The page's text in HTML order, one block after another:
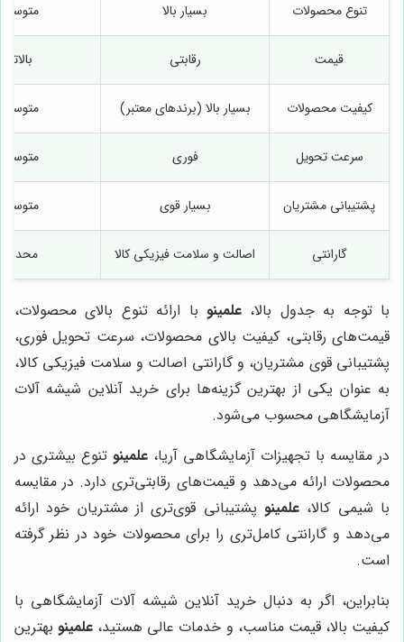
تنوع محصولات بسیار بالا متوسط
قیمت رقابتی بالاتر
کیفیت محصولات بسیار بالا (برندهای معتبر) متوسط
سرعت تحویل فوری متوسط
پشتیبانی مشتریان بسیار قوی متوسط
گارانتی اصالت و سلامت فیزیکی کالا محدود
با توجه به جدول بالا، علمینو با ارائه تنوع بالای محصولات،
قیمت‌های رقابتی، کیفیت بالای محصولات، سرعت تحویل فوری،
پشتیبانی قوی مشتریان، و گارانتی اصالت و سلامت فیزیکی کالا،
به عنوان یکی از بهترین گزینه‌ها برای خرید آنلاین شیشه آلات
آزمایشگاهی محسوب می‌شود.
در مقایسه با تجهیزات آزمایشگاهی آریا، علمینو تنوع بیشتری در
محصولات ارائه می‌دهد و قیمت‌های رقابتی‌تری دارد. در مقایسه
با شیمی کالا، علمینو پشتیبانی قوی‌تری از مشتریان خود ارائه
می‌دهد و گارانتی کامل‌تری را برای محصولات خود در نظر گرفته
است.
بنابراین، اگر به دنبال خرید آنلاین شیشه آلات آزمایشگاهی با
کیفیت بالا، قیمت مناسب، و خدمات عالی هستید، علمینوبهترین